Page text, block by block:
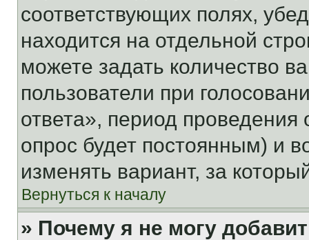
соответствующих полях,
находится на отдельной
можете задать количество
пользователи при
ответа», период проведения
опрос будет постоянным) и
изменять вариант, за
Вернуться к началу
» Почему я не могу